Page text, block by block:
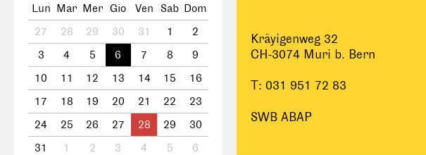
Kräyigenweg 32
CH-3074 Muri b. Bern
T: 031 951 72 83
SWB ABAP
Lun Mar Mer Gio Ven Sab Dom
27
28 29 30 31 1
2
3
4 5 6 7 8
9
10
11 12 13 14 15
16
17
18 19 20 21 22
23
24
25 26 27 28 29
30
31
1 2 3 4 5 6